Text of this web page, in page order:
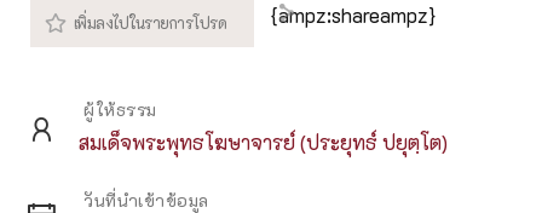
{ampz:shareampz}
ผู้ให้ธรรม
สมเด็จพระพุทธโฆษาจารย์ (ประยุทธ์ ปยุตฺโต)
วันที่นำเข้าข้อมูล